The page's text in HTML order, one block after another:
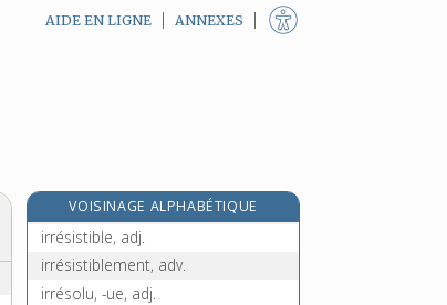
AIDE EN LIGNE ANNEXES
VOISINAGE ALPHABÉTIQUE
irrésistibilité, n. f.[5eédition]
irrésistible, adj.
irrésistiblement, adv.
irrésolu, -ue, adj.